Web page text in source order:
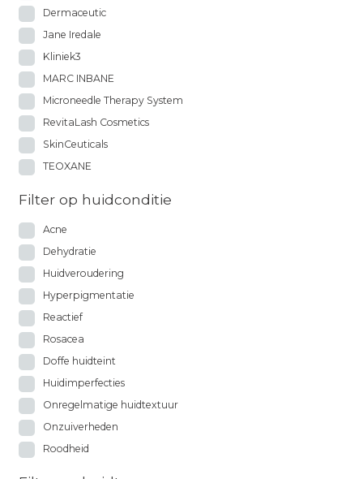
Dermaceutic
Jane Iredale
Kliniek3
MARC INBANE
Microneedle Therapy System
RevitaLash Cosmetics
SkinCeuticals
TEOXANE
Filter op huidconditie
Acne
Dehydratie
Huidveroudering
Hyperpigmentatie
Reactief
Rosacea
Doffe huidteint
Huidimperfecties
Onregelmatige huidtextuur
Onzuiverheden
Roodheid